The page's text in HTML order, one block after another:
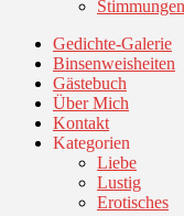
Stimmungen
Gedichte-Galerie
Binsenweisheiten
Gästebuch
Über Mich
Kontakt
Kategorien
Liebe
Lustig
Erotisches